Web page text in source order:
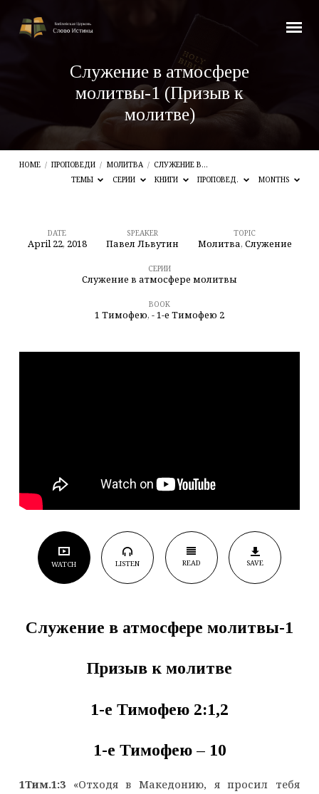
Служение в атмосфере
молитвы-1 (Призыв к
молитве)
HOME / ПРОПОВЕДИ / МОЛИТВА / СЛУЖЕНИЕ В…
ТЕМЫ
СЕРИИ КНИГИ ПРОПОВЕД. MONTHS
Служение
молитвы-1
к
DATE
April 22, 2018
SPEAKER
Павел Львутин
TOPIC
Молитва, Служение
СЕРИИ
Служение в атмосфере молитвы
BOOK
1 Тимофею, - 1-е Тимофею 2
WATCH LISTEN READ SAVE
Служение в атмосфере молитвы-1
Призыв к молитве
1-е Тимофею 2:1,2
1-е Тимофею – 10
1Тим.1:3«Отходя в Македонию, я просил тебя